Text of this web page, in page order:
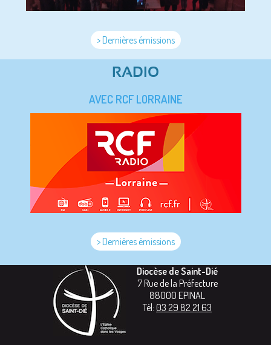
> Dernières émissions
RADIO
AVEC RCF LORRAINE
> Dernières émissions
Diocèse de Saint-Dié
7 Rue de la Préfecture
88000 EPINAL
Tél: 03 29 82 21 63